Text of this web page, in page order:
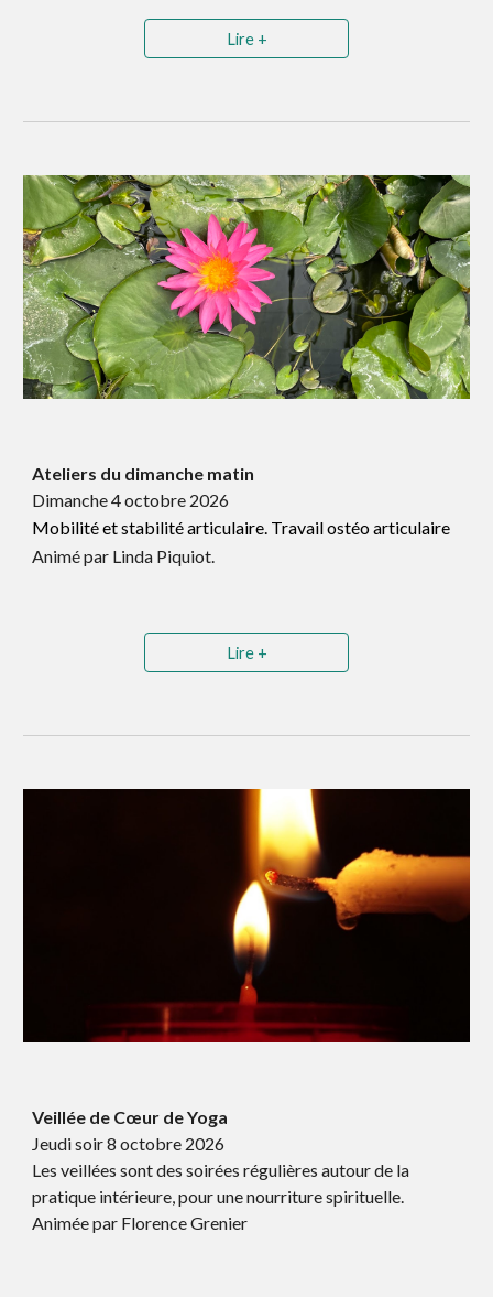
Lire +
Ateliers du dimanche matin
Dimanche 4 octobre 2026
Mobilité et stabilité articulaire. Travail ostéo articulaire
Animé par Linda Piquiot.
Lire +
Veillée de Cœur de Yoga
Jeudi soir8 octobre 2026
Les veillées sont des soirées régulières autour de la
pratique intérieure, pour une nourriture spirituelle.
Animée par Florence Grenier